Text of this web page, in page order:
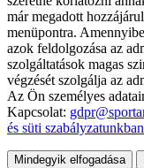
már megadott
menüpontra.
azok feldolgozása az
szolgáltatások magas
végzését szolgálja az
Az Ön személyes
Kapcsolat:
és süti szabályzatunkban
Mindegyik elfogadása